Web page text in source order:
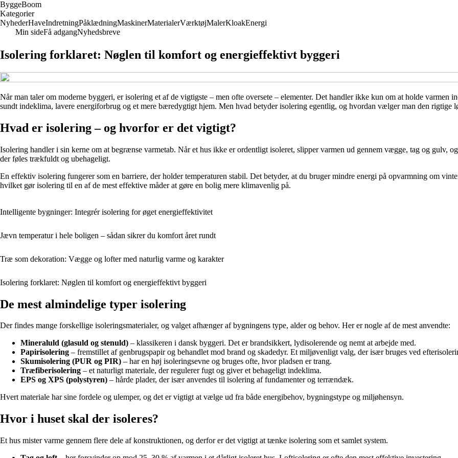
ByggeBoom
Kategorier
NyhederHaveIndretningPåklædningMaskinerMaterialerVærktøjMalerKloakEnergi
Min sideFå adgangNyhedsbreve
Isolering forklaret: Nøglen til komfort og energieffektivt byggeri
Når man taler om moderne byggeri, er isolering et af de vigtigste – men ofte oversete – elementer. Det handler ikke kun om at holde varmen
sundt indeklima, lavere energiforbrug og et mere bæredygtigt hjem. Men hvad betyder isolering egentlig, og hvordan vælger man den rigtige
Hvad er isolering – og hvorfor er det vigtigt?
Isolering handler i sin kerne om at begrænse varmetab. Når et hus ikke er ordentligt isoleret, slipper varmen ud gennem vægge, tag og gulv,
der føles trækfuldt og ubehageligt.
En effektiv isolering fungerer som en barriere, der holder temperaturen stabil. Det betyder, at du bruger mindre energi på opvarmning om
hvilket gør isolering til en af de mest effektive måder at gøre en bolig mere klimavenlig på.
Intelligente bygninger: Integrér isolering for øget energieffektivitet
Jævn temperatur i hele boligen – sådan sikrer du komfort året rundt
Træ som dekoration: Vægge og lofter med naturlig varme og karakter
Isolering forklaret: Nøglen til komfort og energieffektivt byggeri
De mest almindelige typer isolering
Der findes mange forskellige isoleringsmaterialer, og valget afhænger af bygningens type, alder og behov. Her er nogle af de mest anvendte:
Mineraluld (glasuld og stenuld) – klassikeren i dansk byggeri. Det er brandsikkert, lydisolerende og nemt at arbejde med.
Papirisolering – fremstillet af genbrugspapir og behandlet mod brand og skadedyr. Et miljøvenligt valg, der især bruges ved
Skumisolering (PUR og PIR) – har en høj isoleringsevne og bruges ofte, hvor pladsen er trang.
Træfiberisolering – et naturligt materiale, der regulerer fugt og giver et behageligt indeklima.
EPS og XPS (polystyren) – hårde plader, der især anvendes til isolering af fundamenter og terrændæk.
Hvert materiale har sine fordele og ulemper, og det er vigtigt at vælge ud fra både energibehov, bygningstype og miljøhensyn.
Hvor i huset skal der isoleres?
Et hus mister varme gennem flere dele af konstruktionen, og derfor er det vigtigt at tænke isolering som et samlet system.